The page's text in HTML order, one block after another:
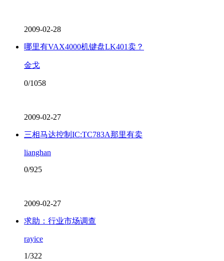
2009-02-28
哪里有VAX4000机键盘LK401卖？
金戈
0/1058
2009-02-27
三相马达控制IC:TC783A那里有卖
lianghan
0/925
2009-02-27
求助：行业市场调查
rayice
1/322